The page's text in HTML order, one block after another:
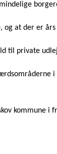
og at der er
til private
kommune i